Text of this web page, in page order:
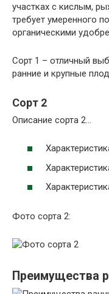
участках с кислым,
требует умеренного
органическими
Сорт 1 – отличный
ранние и крупные
Сорт 2
Описание сорта 2…
Фото сорта 2:
Преимущества